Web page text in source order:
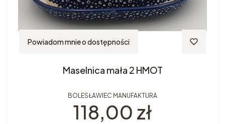
Powiadom mnie o dostępności
Maselnica mała 2 HMOT
BOLESŁAWIEC MANUFAKTURA
Cena
118,00 zł